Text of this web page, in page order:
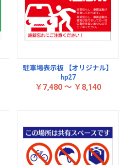
駐車場表示板 【オリジナル】
hp27
￥7,480 ～ ￥8,140